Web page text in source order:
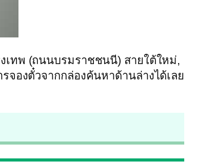
เทพ (ถนนบรมราชชนนี) สายใต้ใหม่,
องตั๋วจากกล่องค้นหาด้านล่างได้เลย